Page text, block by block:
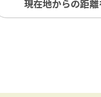
現在地からの距